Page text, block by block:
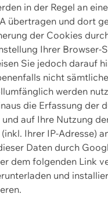
in der Regel an
übertragen und dort
der Cookies
Ihrer Browser-
Sie jedoch darauf
nicht
werden
die Erfassung der
auf Ihre Nutzung
Ihrer IP-Adresse)
Daten durch
dem folgenden Link
und